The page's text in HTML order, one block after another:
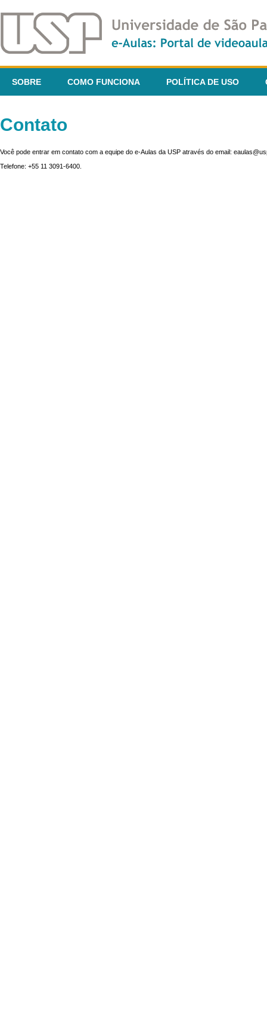
SOBRE COMO FUNCIONA POLÍTICA DE USO
Contato
Você pode entrar em contato com a equipe do e-Aulas da USP através do email:
Telefone: +55 11 3091-6400.